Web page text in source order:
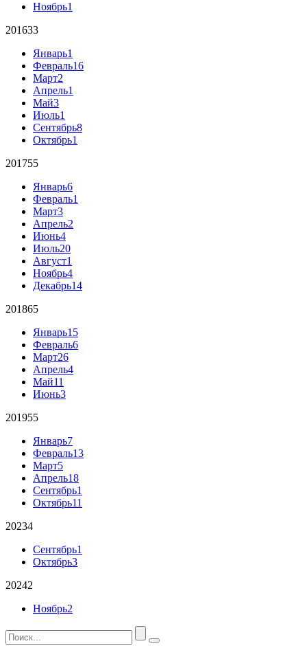
Ноябрь1
201633
Январь1
Февраль16
Март2
Апрель1
Май3
Июль1
Сентябрь8
Октябрь1
201755
Январь6
Февраль1
Март3
Апрель2
Июнь4
Июль20
Август1
Ноябрь4
Декабрь14
201865
Январь15
Февраль6
Март26
Апрель4
Май11
Июнь3
201955
Январь7
Февраль13
Март5
Апрель18
Сентябрь1
Октябрь11
20234
Сентябрь1
Октябрь3
20242
Ноябрь2